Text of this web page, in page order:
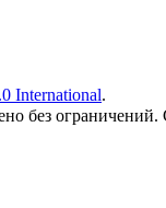
International.
без ограничений.